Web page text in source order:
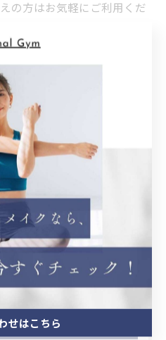
の方はお気軽にご利用くだ
講
に戻る
グ
パーソナルトレーニング
ー Categories
せはこちら